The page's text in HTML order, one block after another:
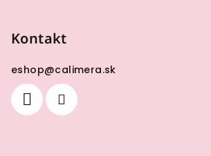
Kontakt
eshop@calimera.sk